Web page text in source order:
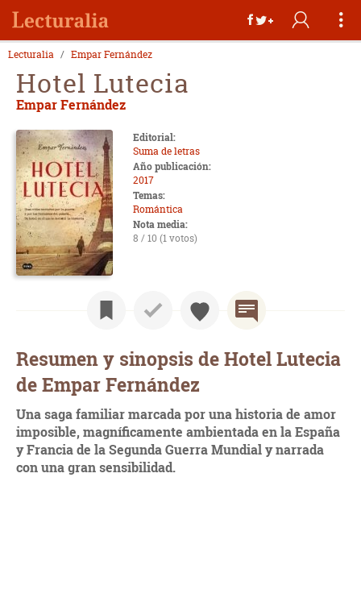
Lecturalia Empar Fernández
Hotel Lutecia
Empar Fernández
Editorial:
Suma de letras
Año publicación:
2017
Temas:
Romántica
Nota media:
8 / 10 (1 votos)
Resumen y sinopsis de Hotel Lutecia
de Empar Fernández
Una saga familiar marcada por una historia de amor
imposible, magníficamente ambientada en la España
y Francia de la Segunda Guerra Mundial y narrada
con una gran sensibilidad.